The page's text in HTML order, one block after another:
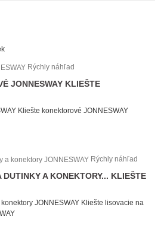
Rýchly náhľad
JONNESWAY KLIEŠTE
Kliešte konektorové JONNESWAY
Rýchly náhľad
A KONEKTORY... KLIEŠTE
JONNESWAY Kliešte lisovacie na